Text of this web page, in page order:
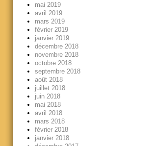
mai 2019
avril 2019
mars 2019
février 2019
janvier 2019
décembre 2018
novembre 2018
octobre 2018
septembre 2018
août 2018
juillet 2018
juin 2018
mai 2018
avril 2018
mars 2018
février 2018
janvier 2018